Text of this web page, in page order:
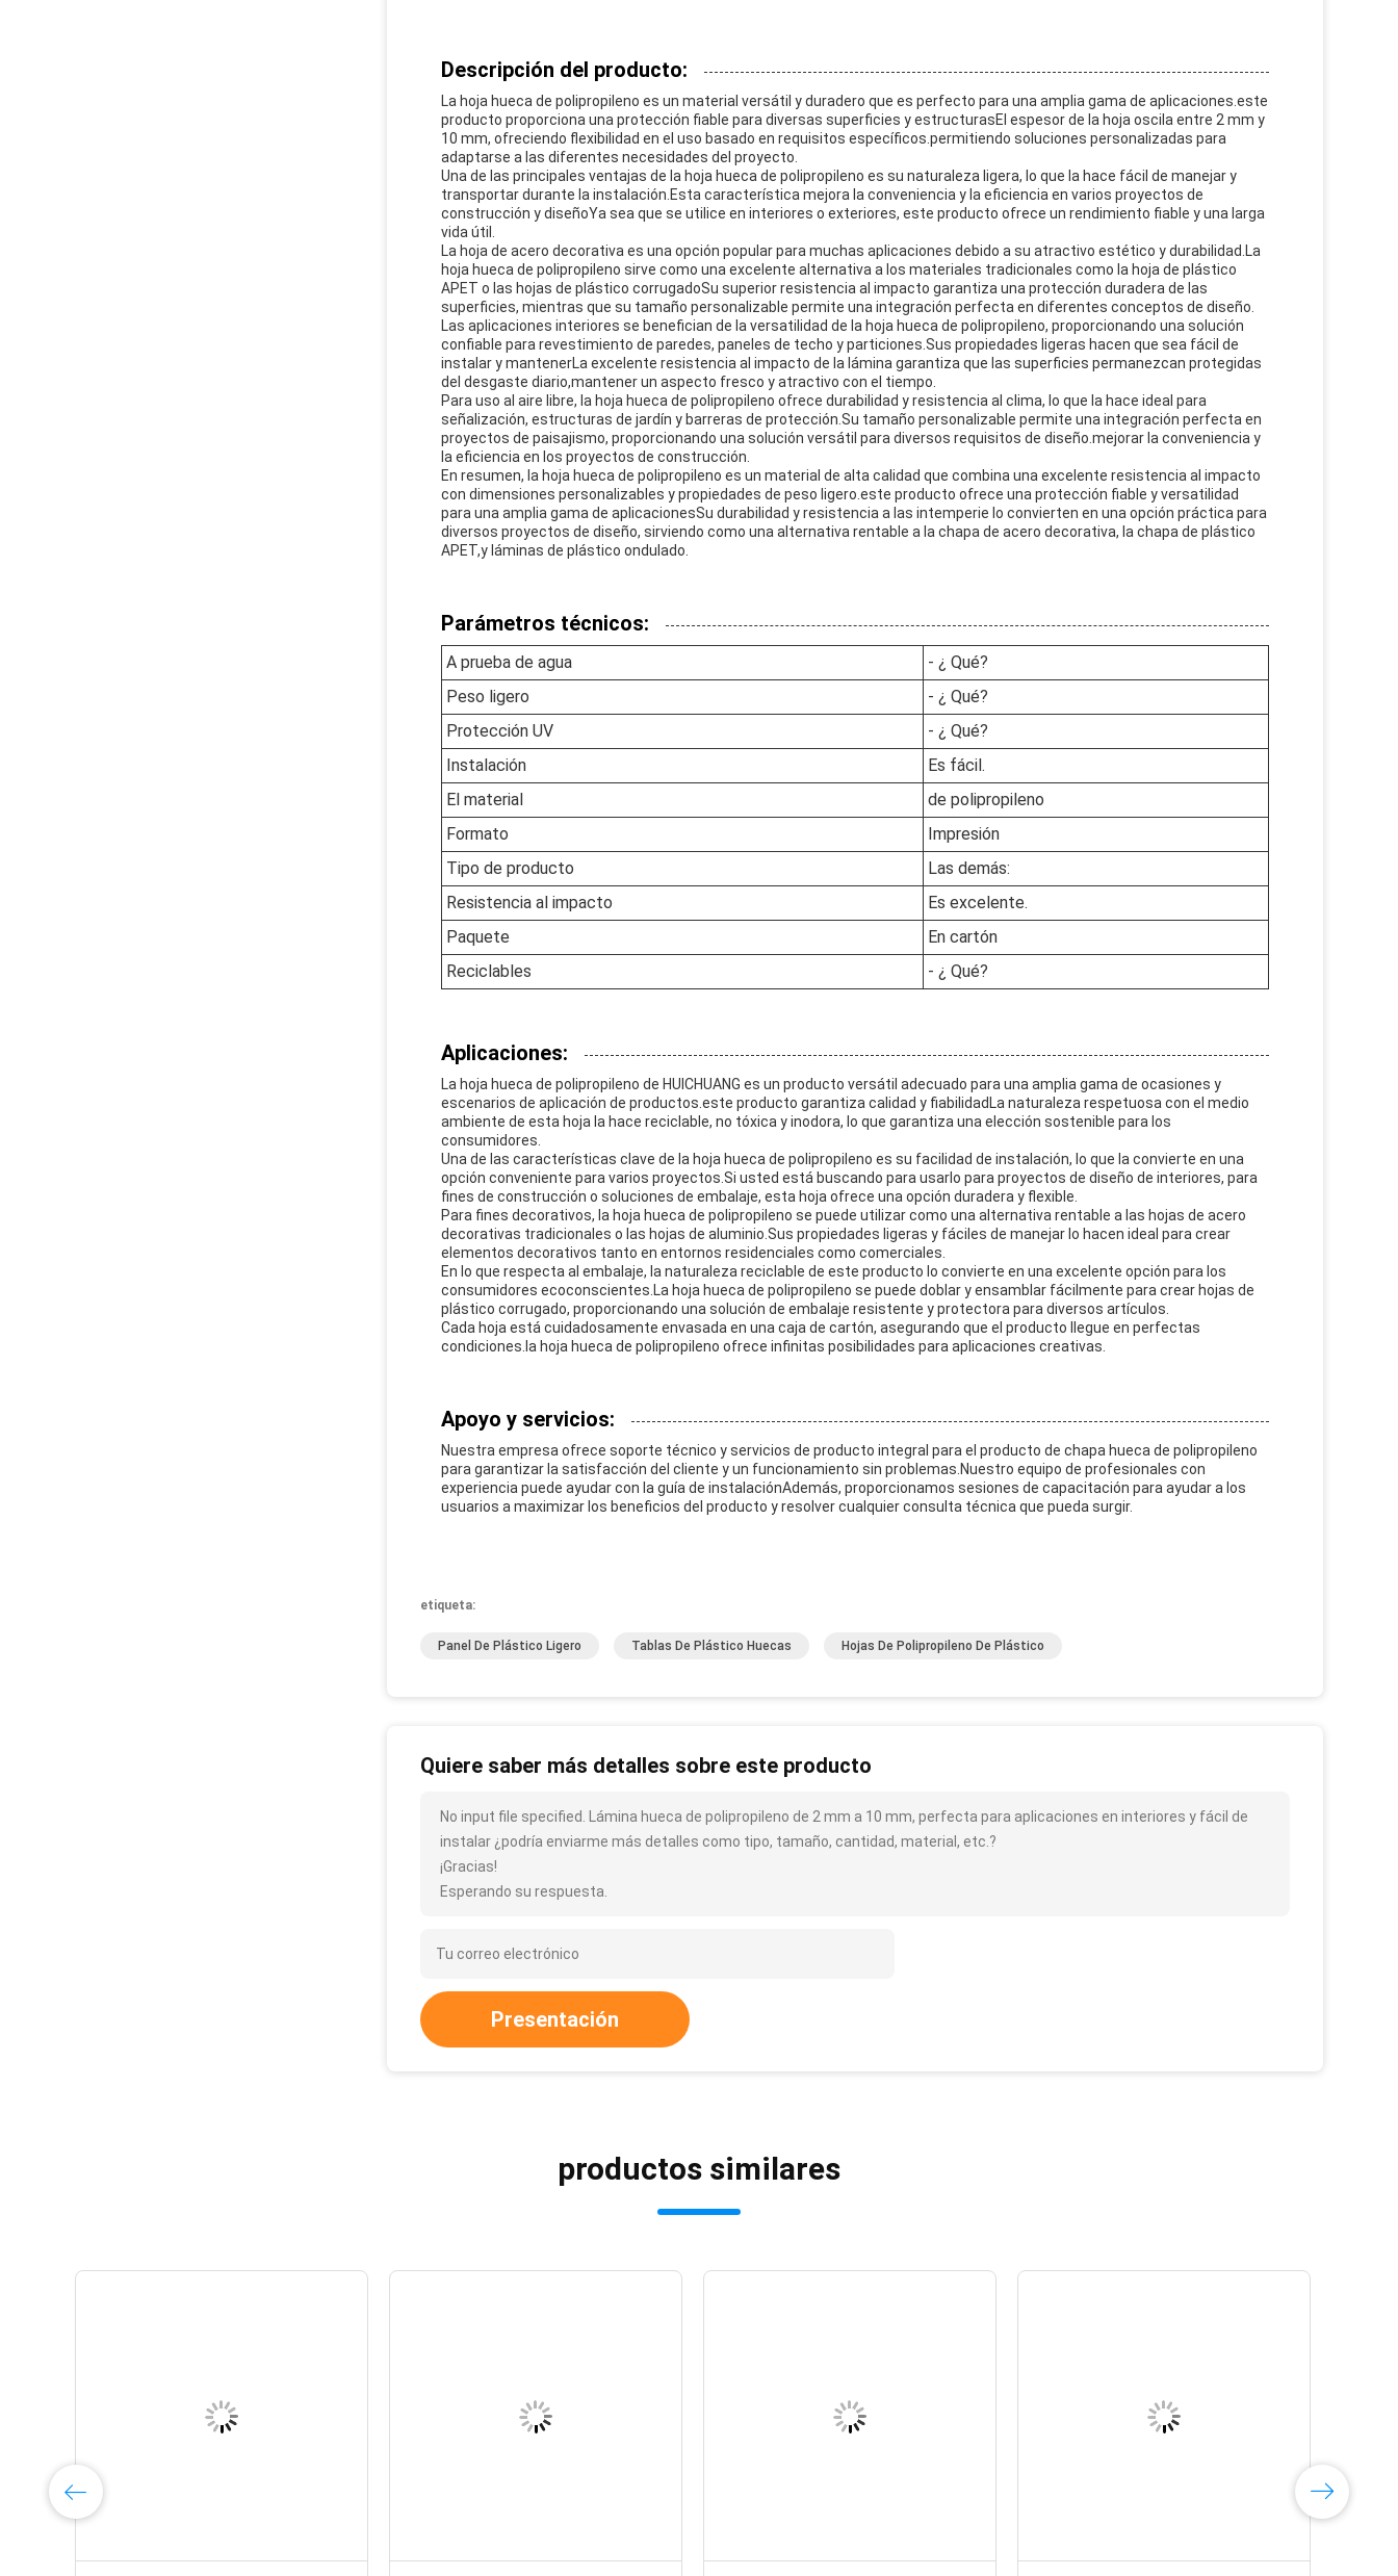
Descripción del producto:
La hoja hueca de polipropileno es un material versátil y duradero que es perfecto para una amplia gama de aplicaciones.este
producto proporciona una protección fiable para diversas superficies y estructurasEl espesor de la hoja oscila entre 2 mm y
10 mm, ofreciendo flexibilidad en el uso basado en requisitos específicos.permitiendo soluciones personalizadas para
adaptarse a las diferentes necesidades del proyecto.
Una de las principales ventajas de la hoja hueca de polipropileno es su naturaleza ligera, lo que la hace fácil de manejar y
transportar durante la instalación.Esta característica mejora la conveniencia y la eficiencia en varios proyectos de
construcción y diseñoYa sea que se utilice en interiores o exteriores, este producto ofrece un rendimiento fiable y una larga
vida útil.
La hoja de acero decorativa es una opción popular para muchas aplicaciones debido a su atractivo estético y durabilidad.La
hoja hueca de polipropileno sirve como una excelente alternativa a los materiales tradicionales como la hoja de plástico
APET o las hojas de plástico corrugadoSu superior resistencia al impacto garantiza una protección duradera de las
superficies, mientras que su tamaño personalizable permite una integración perfecta en diferentes conceptos de diseño.
Las aplicaciones interiores se benefician de la versatilidad de la hoja hueca de polipropileno, proporcionando una solución
confiable para revestimiento de paredes, paneles de techo y particiones.Sus propiedades ligeras hacen que sea fácil de
instalar y mantenerLa excelente resistencia al impacto de la lámina garantiza que las superficies permanezcan protegidas
del desgaste diario,mantener un aspecto fresco y atractivo con el tiempo.
Para uso al aire libre, la hoja hueca de polipropileno ofrece durabilidad y resistencia al clima, lo que la hace ideal para
señalización, estructuras de jardín y barreras de protección.Su tamaño personalizable permite una integración perfecta en
proyectos de paisajismo, proporcionando una solución versátil para diversos requisitos de diseño.mejorar la conveniencia y
la eficiencia en los proyectos de construcción.
En resumen, la hoja hueca de polipropileno es un material de alta calidad que combina una excelente resistencia al impacto
con dimensiones personalizables y propiedades de peso ligero.este producto ofrece una protección fiable y versatilidad
para una amplia gama de aplicacionesSu durabilidad y resistencia a las intemperie lo convierten en una opción práctica para
diversos proyectos de diseño, sirviendo como una alternativa rentable a la chapa de acero decorativa, la chapa de plástico
APET,y láminas de plástico ondulado.
Parámetros técnicos:
A prueba de agua
- ¿ Qué?
Peso ligero
- ¿ Qué?
Protección UV
- ¿ Qué?
Instalación
Es fácil.
El material
de polipropileno
Formato
Impresión
Tipo de producto
Las demás:
Resistencia al impacto
Es excelente.
Paquete
En cartón
Reciclables
- ¿ Qué?
Aplicaciones:
La hoja hueca de polipropileno de HUICHUANG es un producto versátil adecuado para una amplia gama de ocasiones y
escenarios de aplicación de productos.este producto garantiza calidad y fiabilidadLa naturaleza respetuosa con el medio
ambiente de esta hoja la hace reciclable, no tóxica y inodora, lo que garantiza una elección sostenible para los
consumidores.
Una de las características clave de la hoja hueca de polipropileno es su facilidad de instalación, lo que la convierte en una
opción conveniente para varios proyectos.Si usted está buscando para usarlo para proyectos de diseño de interiores, para
fines de construcción o soluciones de embalaje, esta hoja ofrece una opción duradera y flexible.
Para fines decorativos, la hoja hueca de polipropileno se puede utilizar como una alternativa rentable a las hojas de acero
decorativas tradicionales o las hojas de aluminio.Sus propiedades ligeras y fáciles de manejar lo hacen ideal para crear
elementos decorativos tanto en entornos residenciales como comerciales.
En lo que respecta al embalaje, la naturaleza reciclable de este producto lo convierte en una excelente opción para los
consumidores ecoconscientes.La hoja hueca de polipropileno se puede doblar y ensamblar fácilmente para crear hojas de
plástico corrugado, proporcionando una solución de embalaje resistente y protectora para diversos artículos.
Cada hoja está cuidadosamente envasada en una caja de cartón, asegurando que el producto llegue en perfectas
condiciones.la hoja hueca de polipropileno ofrece infinitas posibilidades para aplicaciones creativas.
Apoyo y servicios:
Nuestra empresa ofrece soporte técnico y servicios de producto integral para el producto de chapa hueca de polipropileno
para garantizar la satisfacción del cliente y un funcionamiento sin problemas.Nuestro equipo de profesionales con
experiencia puede ayudar con la guía de instalaciónAdemás, proporcionamos sesiones de capacitación para ayudar a los
usuarios a maximizar los beneficios del producto y resolver cualquier consulta técnica que pueda surgir.
etiqueta:
Panel De Plástico Ligero Tablas De Plástico Huecas Hojas De Polipropileno De Plástico
Quiere saber más detalles sobre este producto
No input file specified. Lámina hueca de polipropileno de 2 mm a 10 mm, perfecta para aplicaciones en interiores y fácil de
instalar ¿podría enviarme más detalles como tipo, tamaño, cantidad, material, etc.?
¡Gracias!
Esperando su respuesta.
Presentación
productos similares